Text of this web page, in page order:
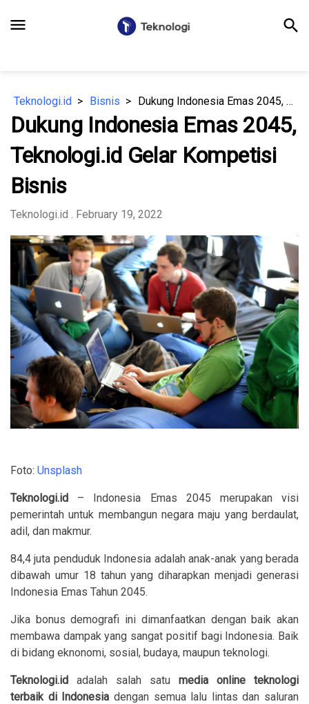
menu search
Teknologi.id Bisnis Dukung Indonesia Emas 2045, Teknologi.id Gelar Kompetisi Bisnis
Dukung Indonesia Emas 2045,
Teknologi.id Gelar Kompetisi
Bisnis
Teknologi.id . February 19, 2022
Foto: Unsplash
Teknologi.id – Indonesia Emas 2045 merupakan visi
pemerintah untuk membangun negara maju yang berdaulat,
adil, dan makmur.
84,4 juta penduduk Indonesia adalah anak-anak yang berada
dibawah umur 18 tahun yang diharapkan menjadi generasi
Indonesia Emas Tahun 2045.
Jika bonus demografi ini dimanfaatkan dengan baik akan
membawa dampak yang sangat positif bagi Indonesia. Baik
di bidang eknonomi, sosial, budaya, maupun teknologi.
Teknologi.id adalah salah satu media online teknologi
terbaik di Indonesia dengan semua lalu lintas dan saluran